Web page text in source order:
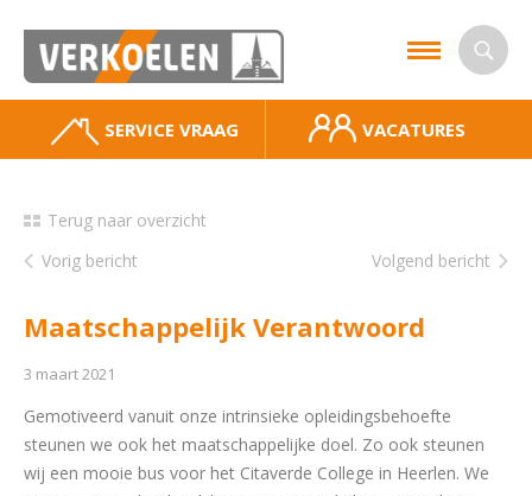
SERVICE VRAAG VACATURES
Terug naar overzicht
Vorig bericht
Volgend bericht
Maatschappelijk Verantwoord
3 maart 2021
Gemotiveerd vanuit onze intrinsieke opleidingsbehoefte
steunen we ook het maatschappelijke doel. Zo ook steunen
wij een mooie bus voor het Citaverde College in Heerlen. We